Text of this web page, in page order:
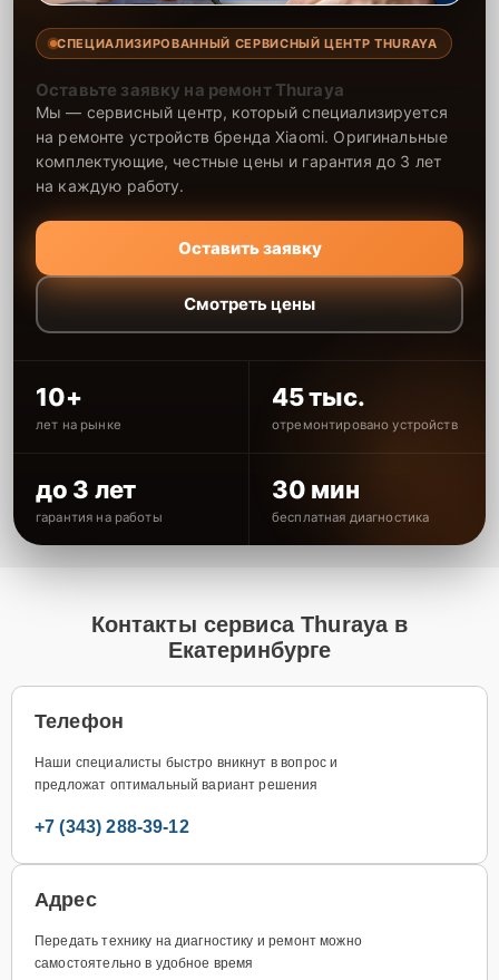
СПЕЦИАЛИЗИРОВАННЫЙ СЕРВИСНЫЙ ЦЕНТР THURAYA
Оставьте заявку на ремонт Thuraya
Мы — сервисный центр, который специализируется
на ремонте устройств бренда Xiaomi. Оригинальные
комплектующие, честные цены и гарантия до 3 лет
на каждую работу.
Оставить заявку
Смотреть цены
10+
лет на рынке
45 тыс.
отремонтировано устройств
до 3 лет
гарантия на работы
30 мин
бесплатная диагностика
Контакты сервиса Thuraya в
Екатеринбурге
Телефон
Наши специалисты быстро вникнут в вопрос и
предложат оптимальный вариант решения
+7 (343) 288-39-12
Адрес
Передать технику на диагностику и ремонт можно
самостоятельно в удобное время